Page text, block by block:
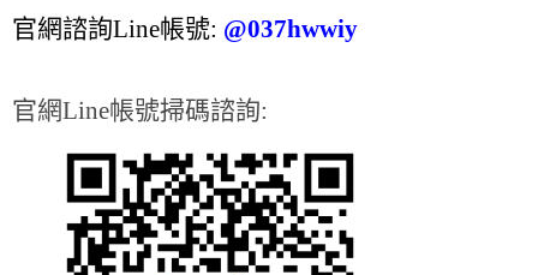
官網諮詢Line帳號: @037hwwiy
官網Line帳號掃碼諮詢: